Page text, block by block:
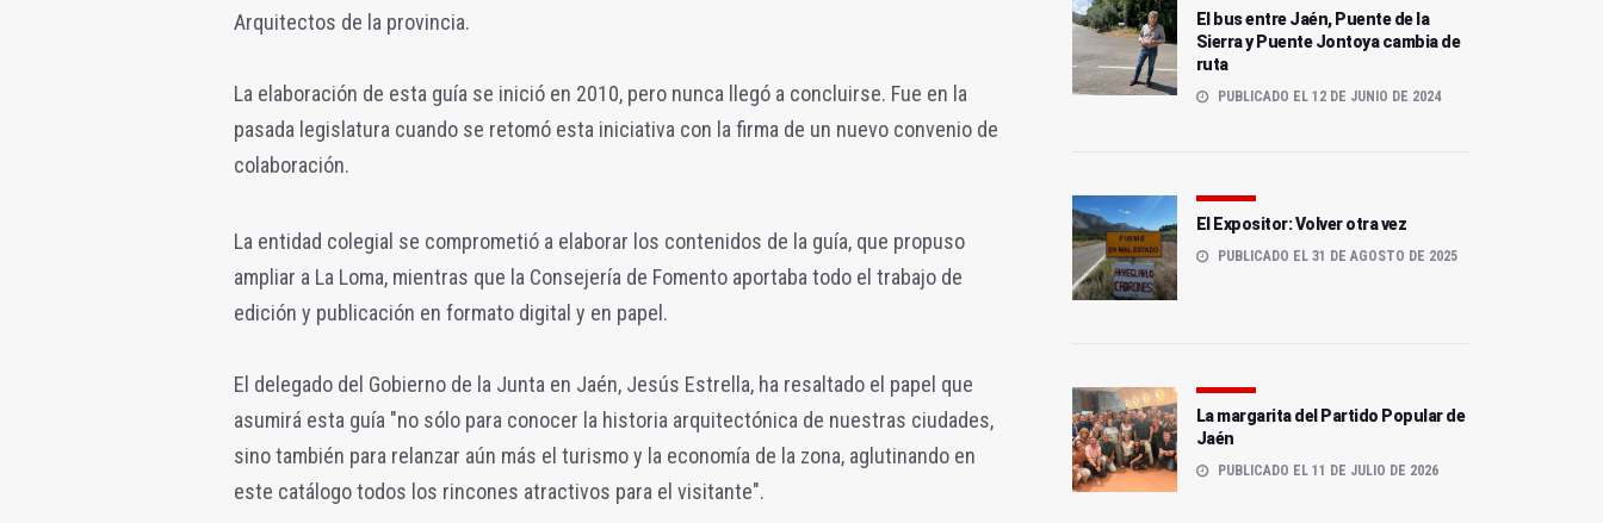
Arquitectos de la provincia.
La elaboración de esta guía se inició en 2010, pero nunca llegó a concluirse. Fue en la
pasada legislatura cuando se retomó esta iniciativa con la firma de un nuevo convenio de
colaboración.
La entidad colegial se comprometió a elaborar los contenidos de la guía, que propuso
ampliar a La Loma, mientras que la Consejería de Fomento aportaba todo el trabajo de
edición y publicación en formato digital y en papel.
El delegado del Gobierno de la Junta en Jaén, Jesús Estrella, ha resaltado el papel que
asumirá esta guía "no sólo para conocer la historia arquitectónica de nuestras ciudades,
sino también para relanzar aún más el turismo y la economía de la zona, aglutinando en
este catálogo todos los rincones atractivos para el visitante".
El bus entre Jaén, Puente de la
Sierra y Puente Jontoya cambia de
ruta
PUBLICADO EL 12 DE JUNIO DE 2024
El Expositor: Volver otra vez
PUBLICADO EL 31 DE AGOSTO DE 2025
La margarita del Partido Popular de
Jaén
PUBLICADO EL 11 DE JULIO DE 2026